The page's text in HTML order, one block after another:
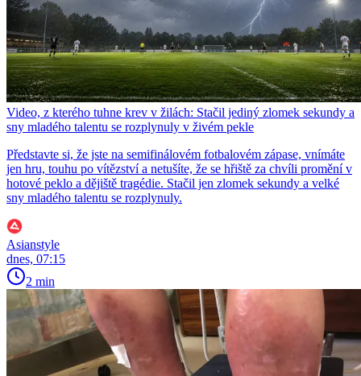
Video, z kterého tuhne krev v žilách: Stačil jediný zlomek sekundy a
sny mladého talentu se rozplynuly v živém pekle
Představte si, že jste na semifinálovém fotbalovém zápase, vnímáte
jen hru, touhu po vítězství a netušíte, že se hřiště za chvíli promění v
hotové peklo a dějiště tragédie. Stačil jen zlomek sekundy a velké
sny mladého talentu se rozplynuly.
Asianstyle
dnes, 07:15
2 min